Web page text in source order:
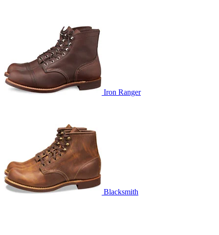
Iron Ranger
Blacksmith